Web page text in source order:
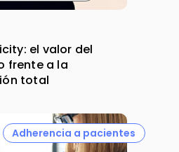
el valor del
frente a la
total
Adherencia a pacientes